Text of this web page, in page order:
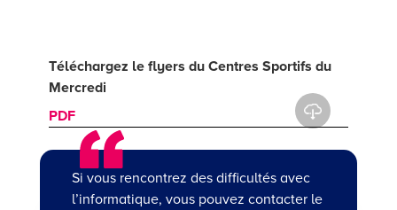
Téléchargez le flyers du Centres Sportifs du
Mercredi
PDF
Si vous rencontrez des difficultés avec
l’informatique, vous pouvez contacter le